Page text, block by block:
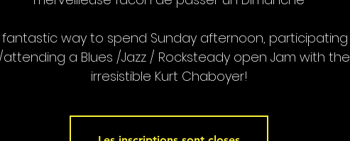
fantastic way to spend Sunday afternoon, participating
a Blues /Jazz / Rocksteady open Jam with the
irresistible Kurt Chaboyer!